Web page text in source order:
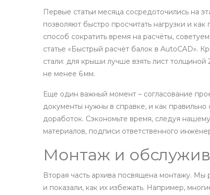
Первые статьи месяца сосредоточились на
позволяют быстро просчитать нагрузки и
способ сократить время на расчёты,
статье «Быстрый расчёт балок в AutoCAD».
стали: для крыши лучше взять лист
не менее 6 мм.
Еще один важный момент – согласование
документы нужны в справке, и как
доработок. Сэкономьте время, следуя
материалов, подписи ответственного
Монтаж и
Вторая часть архива посвящена монтажу.
и показали, как их избежать. Например,